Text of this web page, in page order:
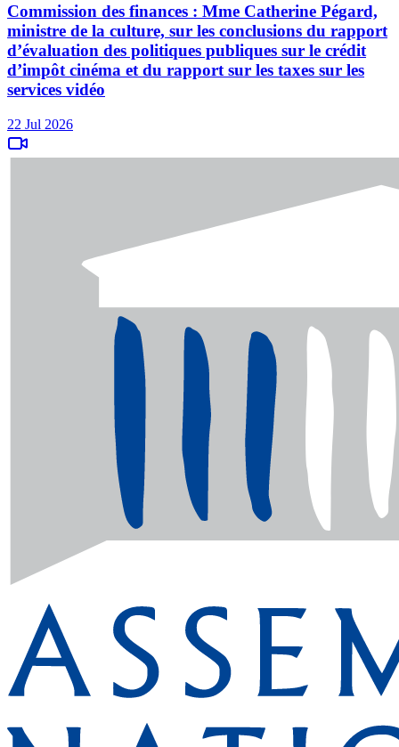
Commission des finances : Mme Catherine Pégard,
ministre de la culture, sur les conclusions du rapport
d’évaluation des politiques publiques sur le crédit
d’impôt cinéma et du rapport sur les taxes sur les
services vidéo
22 Jul 2026